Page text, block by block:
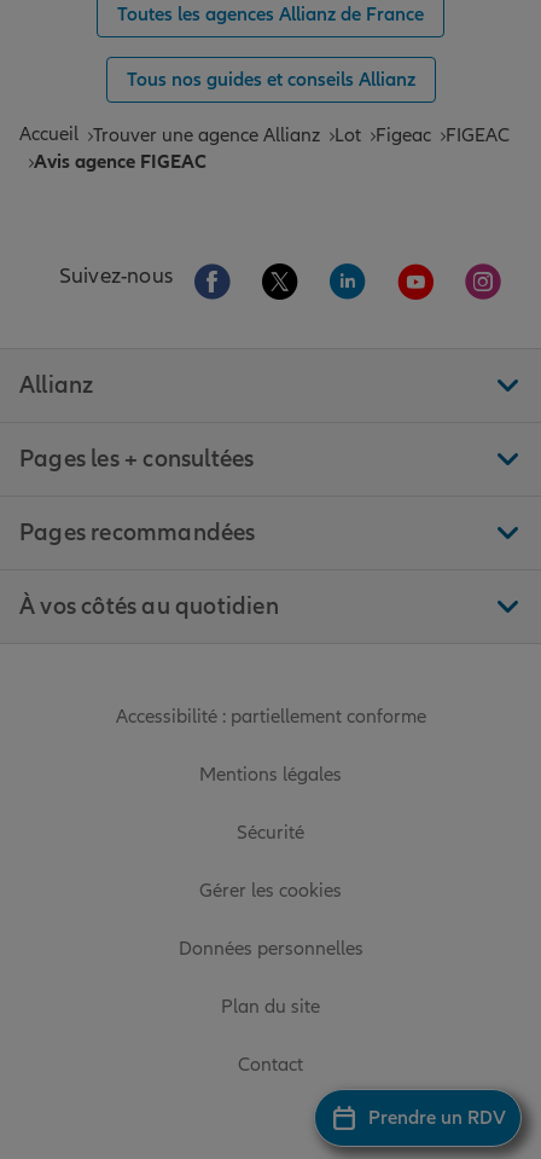
Prendre un RDV
Toutes les agences Allianz de France
Tous nos guides et conseils Allianz
Accueil Trouver une agence Allianz Lot Figeac
FIGEAC
Avis agence FIGEAC
Suivez-nous Aller sur la page Facebook de Allianz
Aller sur la page Twitter de
Aller sur la page
Aller sur la
Aller
Allianz
Pages les + consultées
Pages recommandées
À vos côtés au quotidien
Accessibilité : partiellement conforme
Mentions légales
Sécurité
Gérer les cookies
Données personnelles
Plan du site
Contact